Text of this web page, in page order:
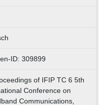
ID: 309899
of IFIP TC 6 5th
Conference on
Communications,